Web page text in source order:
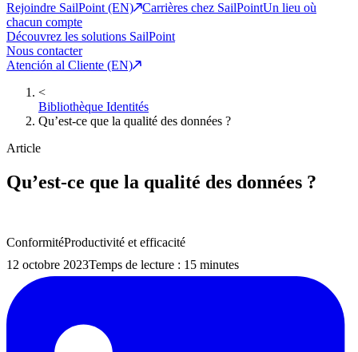
Rejoindre SailPoint (EN)
Carrières chez SailPointUn lieu où
chacun compte
Découvrez les solutions SailPoint
Nous contacter
Atención al Cliente (EN)
<
Bibliothèque Identités
Qu’est-ce que la qualité des données ?
Article
Qu’est-ce que la qualité des données ?
ConformitéProductivité et efficacité
12 octobre 2023Temps de lecture : 15 minutes